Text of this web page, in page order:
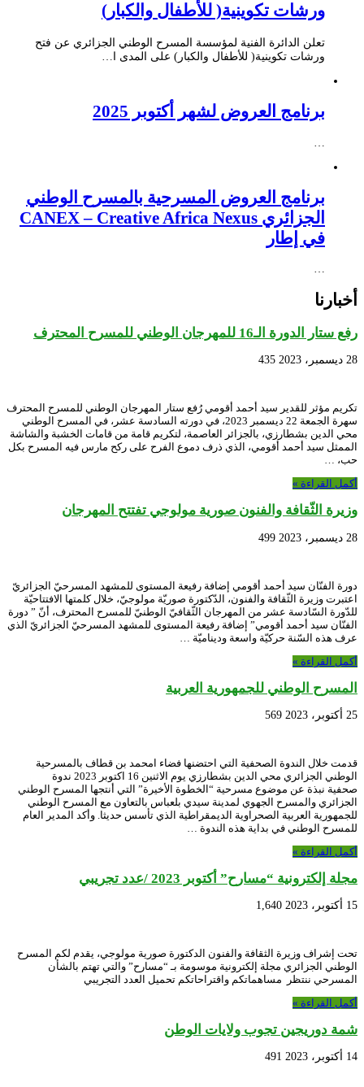
ورشات تكوينية( للأطفال والكبار)
تعلن الدائرة الفنية لمؤسسة المسرح الوطني الجزائري عن فتح
ورشات تكوينية( للأطفال والكبار) على المدى ا…
برنامج العروض لشهر أكتوبر 2025
برنامج العروض المسرحية بالمسرح الوطني
الجزائري CANEX – Creative Africa Nexus
في إطار
…
أخبارنا
رفع ستار الدورة الـ16 للمهرجان الوطني للمسرح المحترف
28 ديسمبر، 2023 435
تكريم مؤثر للقدير سيد أحمد أقومي رُفع ستار المهرجان الوطني للمسرح المحترف
سهرة الجمعة 22 ديسمبر 2023، في دورته السادسة عشر، في المسرح الوطني
محي الدين بشطارزي، بالجزائر العاصمة، لتكريم قامة من قامات الخشبة والشاشة
الممثل سيد أحمد أقومي، الذي ذرف دموع الفرح على ركح مارس فيه المسرح بكل
حب، …
أكمل القراءة »
وزيرة الثّقافة والفنون صورية مولوجي تفتتح المهرجان
28 ديسمبر، 2023 499
دورة الفنّان سيد أحمد أقومي إضافة رفيعة المستوى للمشهد المسرحيّ الجزائريّ
اعتبرت وزيرة الثّقافة والفنون، الدّكتورة صوريّة مولوجيّ، خلال كلمتها الافتتاحيّة
للدّورة السّادسة عشر من المهرجان الثّقافيّ الوطنيّ للمسرح المحترف، أنّ ” دورة
الفنّان سيد أحمد أقومي” إضافة رفيعة المستوى للمشهد المسرحيّ الجزائريّ الذي
عرف هذه السّنة حركيّة واسعة وديناميّة …
أكمل القراءة »
المسرح الوطني للجمهورية العربية
25 أكتوبر، 2023 569
قدمت خلال الندوة الصحفية التي احتضنها فضاء امحمد بن قطاف بالمسرحية
الوطني الجزائري محي الدين بشطارزي يوم الاثنين 16 اكتوبر 2023 ندوة
صحفية نبذة عن موضوع مسرحية “الخطوة الأخيرة” التي أنتجها المسرح الوطني
الجزائري والمسرح الجهوي لمدينة سيدي بلعباس بالتعاون مع المسرح الوطني
للجمهورية العربية الصحراوية الديمقراطية الذي تأسس حديثا. وأكد المدير العام
للمسرح الوطني في بداية هذه الندوة …
أكمل القراءة »
مجلة إلكترونية “مسارح” أكتوبر 2023 /عدد تجريبي
15 أكتوبر، 2023 1,640
تحت إشراف وزيرة الثقافة والفنون الدكتورة صورية مولوجي، يقدم لكم المسرح
الوطني الجزائري مجلة إلكترونية موسومة بـ “مسارح” والتي تهتم بالشأن
المسرحي ننتظر مساهماتكم واقتراحاتكم تحميل العدد التجريبي
أكمل القراءة »
شمة دوريجين تجوب ولايات الوطن
14 أكتوبر، 2023 491